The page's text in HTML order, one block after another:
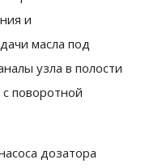
и
масла под
узла в полости
поворотной
дозатора